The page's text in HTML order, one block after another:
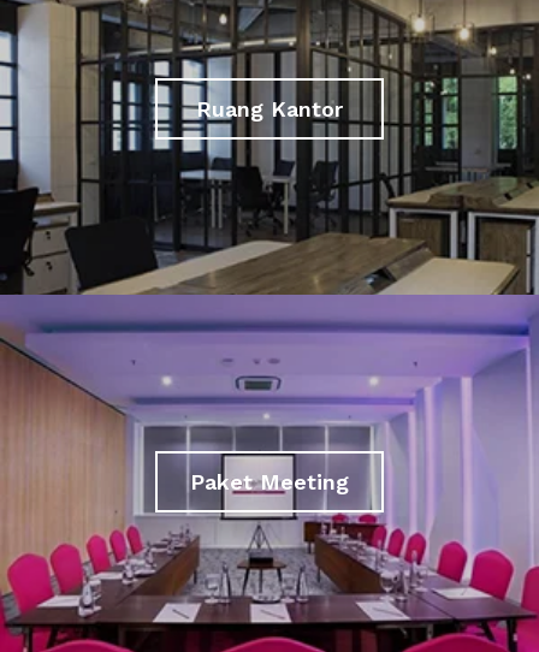
Ruang Kantor
Paket Meeting